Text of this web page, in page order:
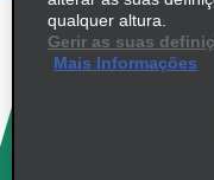
Política / Mapa do
© 2026
qualquer altura.
Gerir as suas
Mais Informações